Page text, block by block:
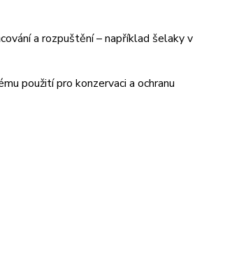
a rozpuštění – například šelaky v
použití pro konzervaci a ochranu